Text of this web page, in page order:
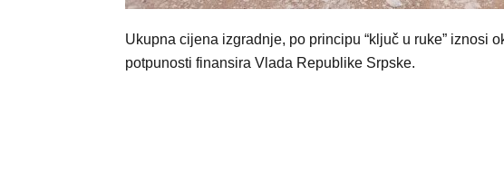
Ukupna cijena izgradnje, po principu “ključ u ruke” iznosi
potpunosti finansira Vlada Republike Srpske.